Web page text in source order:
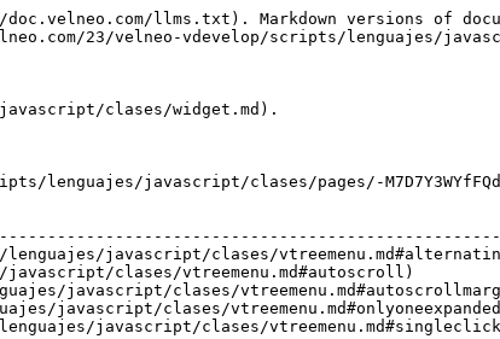
llms.txt). Markdown versions of
23/velneo-vdevelop/scripts/lenguajes/
clases/widget.md).
javascript/clases/pages/-
javascript/clases/
javascript/clases/vtreemenu.md#autoscroll)
javascript/clases/
javascript/clases/
javascript/clases/